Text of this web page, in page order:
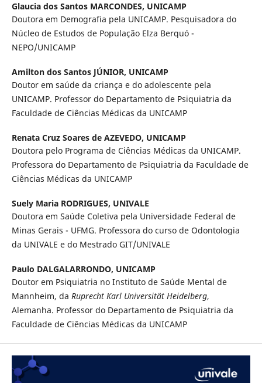
Glaucia dos Santos MARCONDES, UNICAMP
Doutora em Demografia pela UNICAMP. Pesquisadora do
Núcleo de Estudos de População Elza Berquó -
NEPO/UNICAMP
Amilton dos Santos JÚNIOR, UNICAMP
Doutor em saúde da criança e do adolescente pela
UNICAMP. Professor do Departamento de Psiquiatria da
Faculdade de Ciências Médicas da UNICAMP
Renata Cruz Soares de AZEVEDO, UNICAMP
Doutora pelo Programa de Ciências Médicas da UNICAMP.
Professora do Departamento de Psiquiatria da Faculdade de
Ciências Médicas da UNICAMP
Suely Maria RODRIGUES, UNIVALE
Doutora em Saúde Coletiva pela Universidade Federal de
Minas Gerais - UFMG. Professora do curso de Odontologia
da UNIVALE e do Mestrado GIT/UNIVALE
Paulo DALGALARRONDO, UNICAMP
Doutor em Psiquiatria no Instituto de Saúde Mental de
Mannheim, da Ruprecht Karl Universität Heidelberg,
Alemanha. Professor do Departamento de Psiquiatria da
Faculdade de Ciências Médicas da UNICAMP